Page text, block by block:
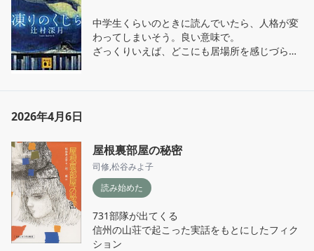
中学生くらいのときに読んでいたら、人格が変
わってしまいそう。良い意味で。
ざっくりいえば、どこにも居場所を感じづら
2026年4月6日
屋根裏部屋の秘密
司修,松谷みよ子
読み始めた
731部隊が出てくる
信州の山荘で起こった実話をもとにしたフィク
ション